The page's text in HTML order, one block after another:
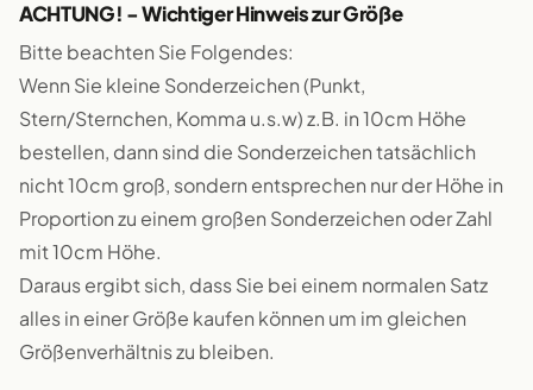
ACHTUNG! - Wichtiger Hinweis zur Größe
Bitte beachten Sie Folgendes:
Wenn Sie kleine Sonderzeichen (Punkt,
Stern/Sternchen, Komma u.s.w) z.B. in 10cm Höhe
bestellen, dann sind die Sonderzeichen tatsächlich
nicht 10cm groß, sondern entsprechen nur der Höhe in
Proportion zu einem großen Sonderzeichen oder Zahl
mit 10cm Höhe.
Daraus ergibt sich, dass Sie bei einem normalen Satz
alles in einer Größe kaufen können um im gleichen
Größenverhältnis zu bleiben.